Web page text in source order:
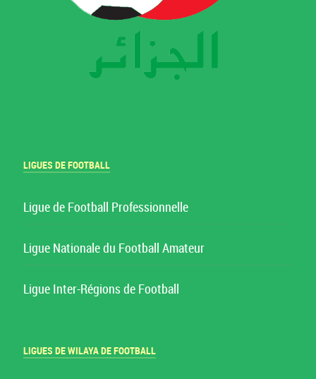
LIGUES DE FOOTBALL
Ligue de Football Professionnelle
Ligue Nationale du Football Amateur
Ligue Inter-Régions de Football
LIGUES DE WILAYA DE FOOTBALL